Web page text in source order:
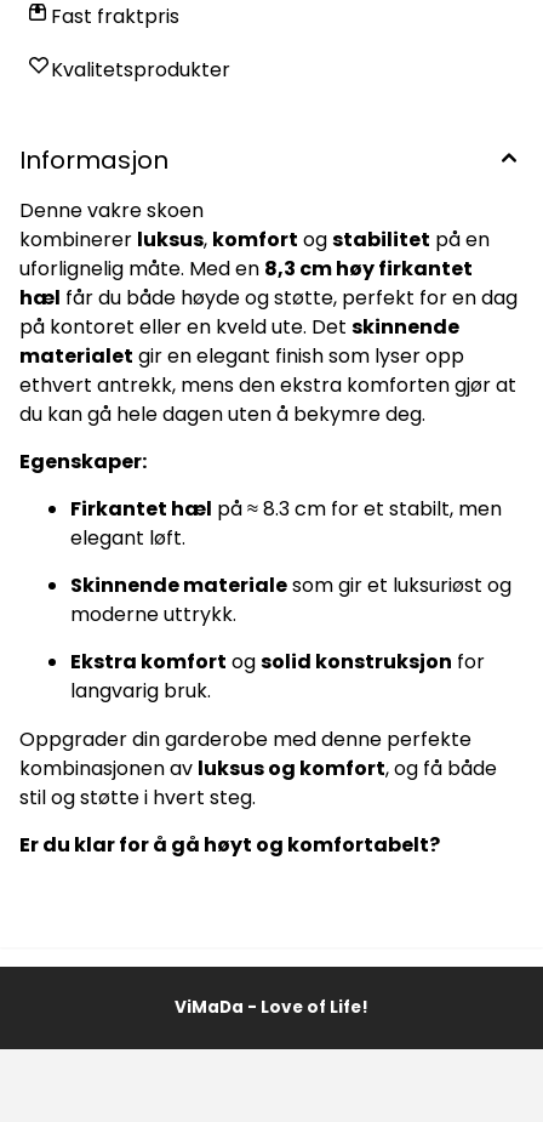
Fast fraktpris
Kvalitetsprodukter
Informasjon
Denne vakre skoen
kombinerer luksus, komfort ogstabilitet på en
uforlignelig måte. Med en 8,3 cm høy firkantet
hæl får du både høyde og støtte, perfekt for en dag
på kontoret eller en kveld ute. Det skinnende
materialet gir en elegant finish som lyser opp
ethvert antrekk, mens den ekstra komforten gjør at
du kan gå hele dagen uten å bekymre deg.
Egenskaper:
Firkantet hæl på ≈ 8.3 cm for et stabilt, men
elegant løft.
Skinnende materialesom gir et luksuriøst og
moderne uttrykk.
Ekstra komfort ogsolid konstruksjon for
langvarig bruk.
Oppgrader din garderobe med denne perfekte
kombinasjonen av luksus og komfort, og få både
stil og støtte i hvert steg.
Er du klar for å gå høyt og komfortabelt?
ViMaDa - Love of Life!